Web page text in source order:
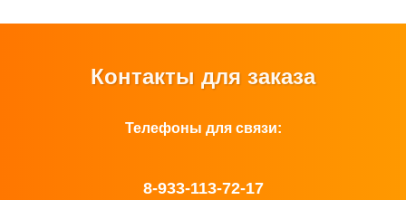
Контакты для заказа
Телефоны для связи:
8-933-113-72-17